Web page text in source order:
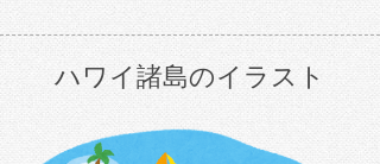
ハワイ諸島のイラスト